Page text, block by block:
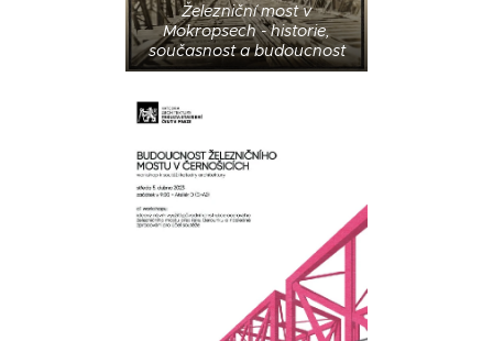
Železniční most v
Mokropsech - historie,
současnost a budoucnost